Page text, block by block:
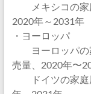
メキシコの家
2020年～2031年
・ヨーロッパ
ヨーロッパの
売量、2020年〜
ドイツの家庭